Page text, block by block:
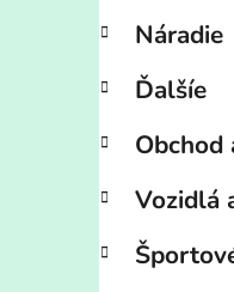
Náradie
Ďalšíe
Obchod
Vozidlá